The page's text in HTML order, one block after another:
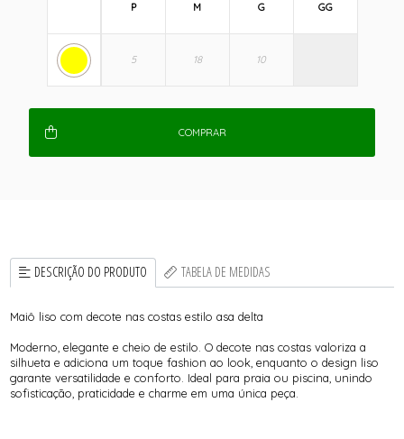
P M G GG
COMPRAR
DESCRIÇÃO DO PRODUTO TABELA DE MEDIDAS
Maiô liso com decote nas costas estilo asa delta
Moderno, elegante e cheio de estilo. O decote nas costas valoriza a
silhueta e adiciona um toque fashion ao look, enquanto o design liso
garante versatilidade e conforto. Ideal para praia ou piscina, unindo
sofisticação, praticidade e charme em uma única peça.